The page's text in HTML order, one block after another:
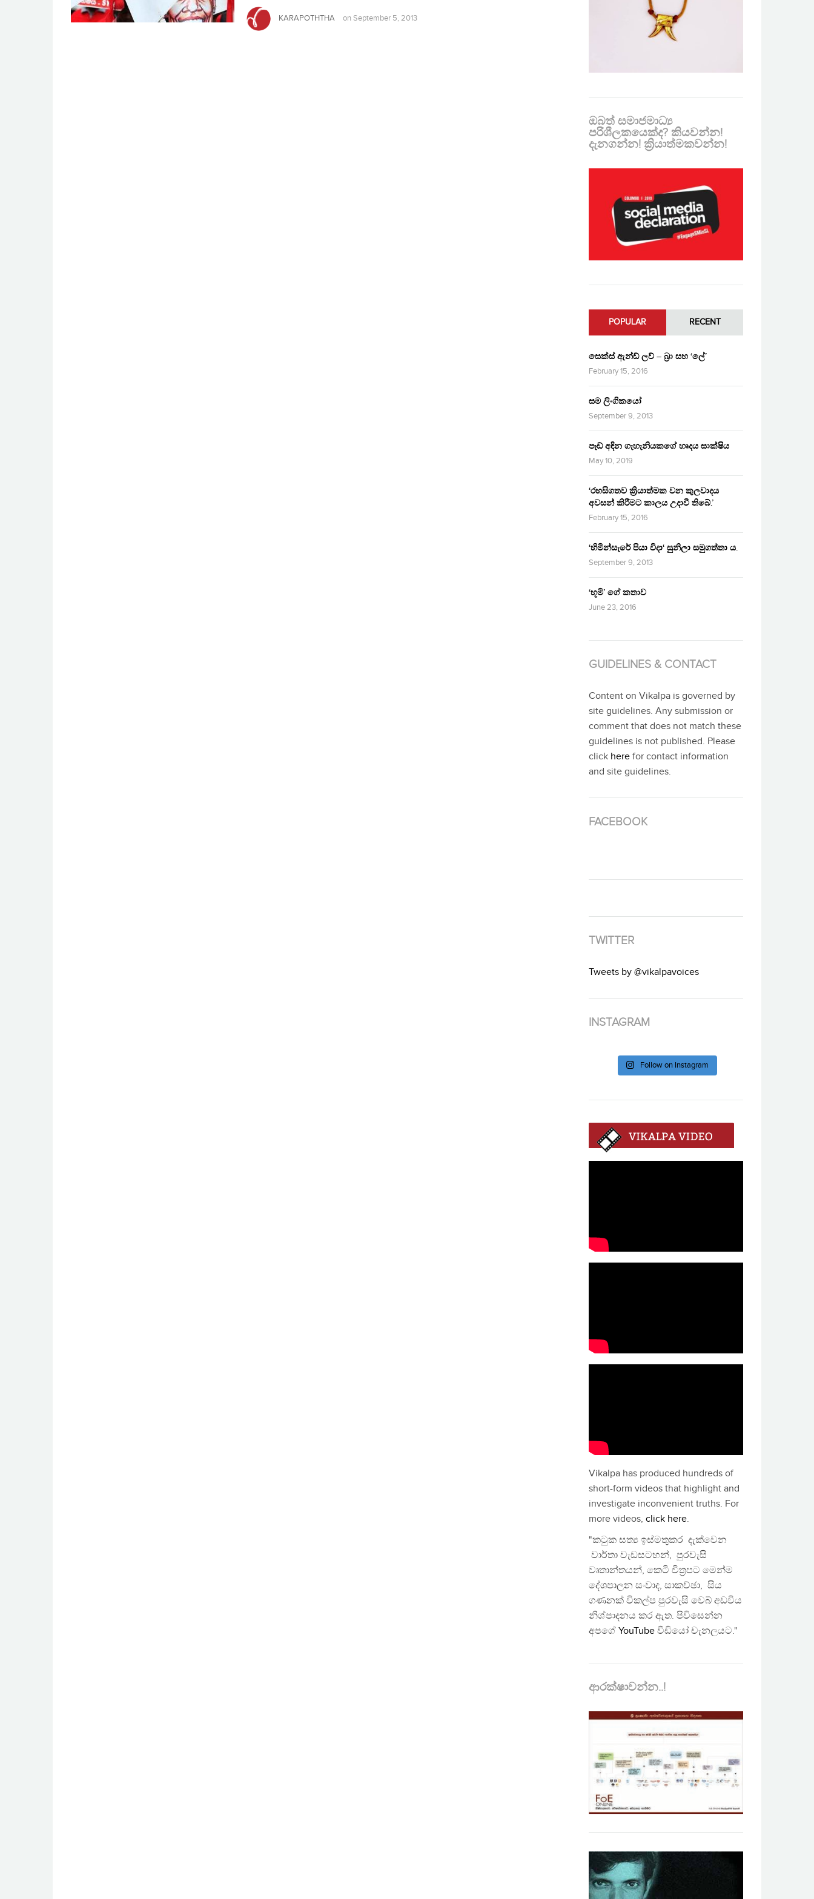
KARAPOTHTHA on September 5, 2013
ඔබත් සමාජමාධ්‍ය
පරිශීලකයෙක්ද? කියවන්න!
දැනගන්න! ක්‍රියාත්මකවන්න!
POPULAR RECENT
සෙක්ස් ඇන්ඩ් ලව් – බ්‍රා සහ ‘ලේ’
February 15, 2016
සම ලිංගිකයෝ
September 9, 2013
පෑඩ් අඳින ගැහැනියකගේ හෘදය සාක්ෂිය
May 10, 2019
‘රහසිගතව ක්‍රියාත්මක වන කුලවාදය
අවසන් කිරීමට කාලය උදාවී තිබේ.’
February 15, 2016
‘හිමින්සැරේ පියා විදා‘ සුනිලා සමුගත්තා ය.
September 9, 2013
‘භූමි’ ගේ කතාව
June 23, 2016
GUIDELINES & CONTACT
Content on Vikalpa is governed by
site guidelines. Any submission or
comment that does not match these
guidelines is not published. Please
click here for contact information
and site guidelines.
FACEBOOK
TWITTER
Tweets by @vikalpavoices
INSTAGRAM
Follow on Instagram
Vikalpa has produced hundreds of
short-form videos that highlight and
investigate inconvenient truths. For
more videos, click here.
"කටුක සත්‍ය ඉස්මතුකර දැක්වෙන
වාර්තා වැඩසටහන්, පුරවැසි
වෘතාන්තයන්, කෙටි චිත්‍රපට මෙන්ම
දේශපාලන සංවාද, සාකච්ඡා, සිය
ගණනක් විකල්ප පුරවැසි වෙබ් අඩවිය
නිශ්පාදනය කර ඇත. පිවිසෙන්න
අපගේ YouTube වීඩියෝ චැනලයට."
ආරක්ෂාවන්න..!